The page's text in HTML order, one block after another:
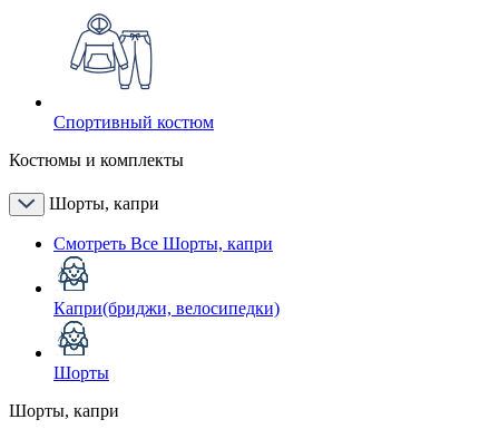
Спортивный костюм
Костюмы и комплекты
Шорты, капри
Смотреть Все Шорты, капри
Капри(бриджи, велосипедки)
Шорты
Шорты, капри